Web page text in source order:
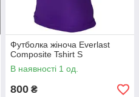
Футболка жіноча Everlast
Composite Tshirt S
В наявності 1 од.
800 ₴